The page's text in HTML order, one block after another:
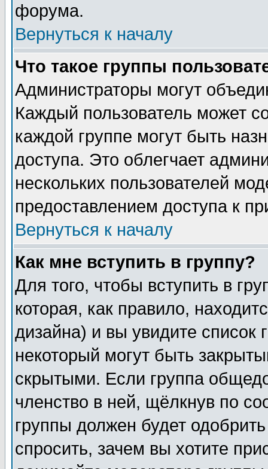
форума.
Вернуться к началу
Что такое группы
Администраторы могут
Каждый пользователь может
каждой группе могут быть
доступа. Это облегчает
нескольких пользователей
предоставлением доступа к
Вернуться к началу
Как мне вступить в группу?
Для того, чтобы вступить в
которая, как правило,
дизайна) и вы увидите список
некоторый могут быть
скрытыми. Если группа
членство в ней, щёлкнув по
группы должен будет
спросить, зачем вы хотите